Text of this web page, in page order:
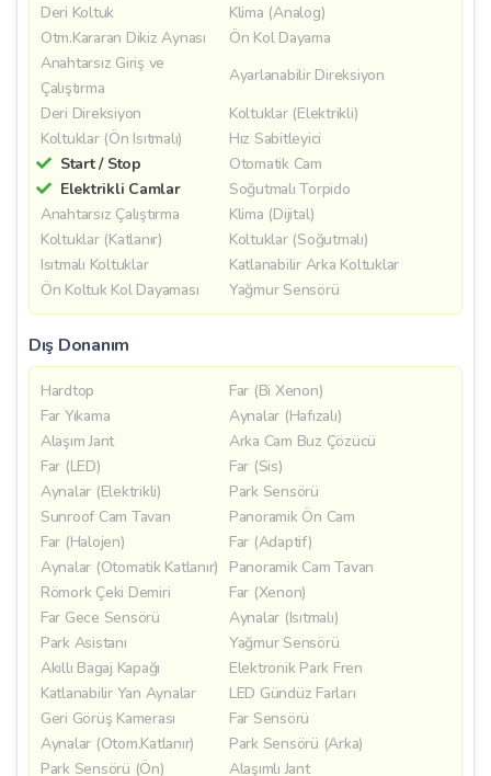
Deri Koltuk
Klima (Analog)
Otm.Kararan Dikiz Aynası
Ön Kol Dayama
Anahtarsız Giriş ve
Çalıştırma
Ayarlanabilir Direksiyon
Deri Direksiyon
Koltuklar (Elektrikli)
Koltuklar (Ön Isıtmalı)
Hız Sabitleyici
Start / Stop
Otomatik Cam
Elektrikli Camlar
Soğutmalı Torpido
Anahtarsız Çalıştırma
Klima (Dijital)
Koltuklar (Katlanır)
Koltuklar (Soğutmalı)
Isıtmalı Koltuklar
Katlanabilir Arka Koltuklar
Ön Koltuk Kol Dayaması
Yağmur Sensörü
Dış Donanım
Hardtop
Far (Bi Xenon)
Far Yıkama
Aynalar (Hafızalı)
Alaşım Jant
Arka Cam Buz Çözücü
Far (LED)
Far (Sis)
Aynalar (Elektrikli)
Park Sensörü
Sunroof Cam Tavan
Panoramik Ön Cam
Far (Halojen)
Far (Adaptif)
Aynalar (Otomatik Katlanır)
Panoramik Cam Tavan
Römork Çeki Demiri
Far (Xenon)
Far Gece Sensörü
Aynalar (Isıtmalı)
Park Asistanı
Yağmur Sensörü
Akıllı Bagaj Kapağı
Elektronik Park Fren
Katlanabilir Yan Aynalar
LED Gündüz Farları
Geri Görüş Kamerası
Far Sensörü
Aynalar (Otom.Katlanır)
Park Sensörü (Arka)
Park Sensörü (Ön)
Alaşımlı Jant